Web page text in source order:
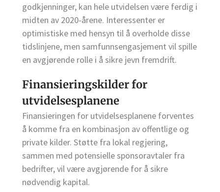
godkjenninger, kan hele utvidelsen være ferdig i
midten av 2020-årene. Interessenter er
optimistiske med hensyn til å overholde disse
tidslinjene, men samfunnsengasjement vil spille
en avgjørende rolle i å sikre jevn fremdrift.
Finansieringskilder for
utvidelsesplanene
Finansieringen for utvidelsesplanene forventes
å komme fra en kombinasjon av offentlige og
private kilder. Støtte fra lokal regjering,
sammen med potensielle sponsoravtaler fra
bedrifter, vil være avgjørende for å sikre
nødvendig kapital.